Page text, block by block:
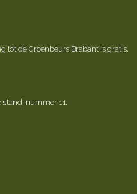
tot de Groenbeurs Brabant is gratis.
nummer 11.